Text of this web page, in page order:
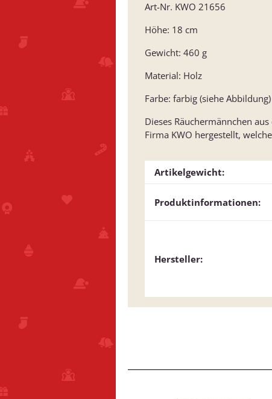
Art-Nr. KWO 21656
Höhe: 18 cm
Gewicht: 460 g
Material: Holz
Farbe: farbig (siehe Abbildung)
Dieses Räuchermännchen
Firma KWO hergestellt,
Artikelgewicht:
Produktinformationen:
Hersteller: